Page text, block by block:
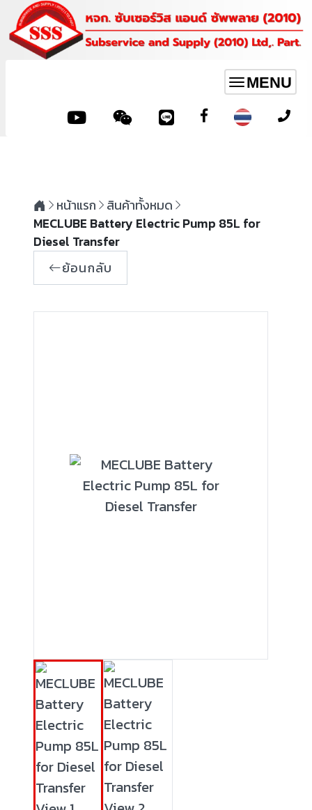
Toggle
navigation
MENU
หน้าแรก
สินค้าทั้งหมด
MECLUBE Battery Electric Pump 85L for
Diesel Transfer
ย้อนกลับ